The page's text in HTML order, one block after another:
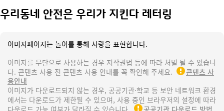
우리동네 안전은 우리가 지킨다 레터링
이미지페이지는 놀이를 통해 사랑을 표현합니다.
이미지를 무단으로 사용하는 경우 저작권법 등에 따라 처벌 될 수 있습니
다. 콘텐츠 사용 전 콘텐츠 사용 안내를 꼭 확인해 주세요.
콘텐츠 사
용안내
이미지가 다운로드되지 않는 경우, 공공기관·학교 등 보안 네트워크 환경
에서는 다운로드가 제한될 수 있으며, 사용 중인 브라우저의 설정에 따라
다운로드 가능 여부가 달라질 수 있습니다.
공공기관 다운로드 방법